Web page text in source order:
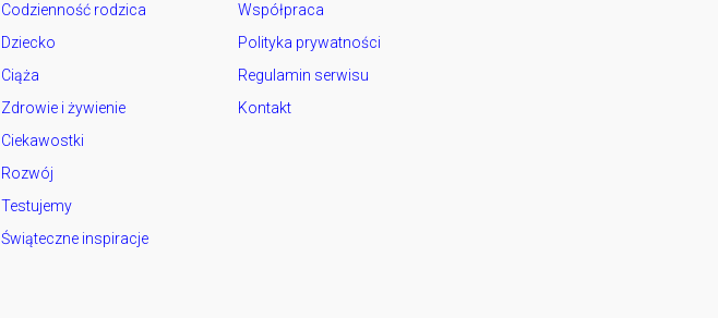
Codzienność rodzica
Dziecko
Ciąża
Zdrowie i żywienie
Ciekawostki
Rozwój
Testujemy
Świąteczne inspiracje
Współpraca
Polityka prywatności
Regulamin serwisu
Kontakt